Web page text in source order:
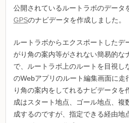
公開されているルートラボのデータ
GPSのナビデータを作成しました。
ルートラボからエクスポートしたデ
がり角の案内等がされない簡易的な
で、ルートラボ上のルートを目視し
のWebアプリのルート編集画面に走
り角の案内をしてれるナビデータを
成はスタート地点、ゴール地点、複
成するのですが、指定できる経由地